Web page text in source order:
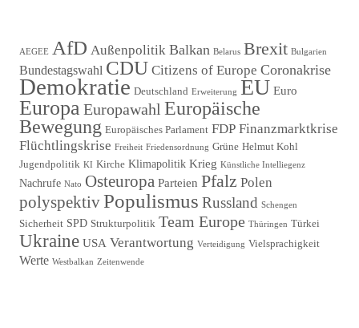
AEGEE AfD Außenpolitik Balkan Belarus Brexit Bulgarien
Bundestagswahl CDU Citizens of Europe Coronakrise
Demokratie Deutschland Erweiterung EU Euro
Europa Europawahl Europäische
Bewegung Europäisches Parlament FDP Finanzmarktkrise
Flüchtlingskrise Freiheit Friedensordnung Grüne Helmut Kohl
Jugendpolitik KI Kirche Klimapolitik Krieg Künstliche Intelliegenz
Nachrufe Nato Osteuropa Parteien Pfalz Polen
polyspektivPopulismus Russland Schengen
Sicherheit SPD Strukturpolitik Team Europe Thüringen Türkei
Ukraine USA Verantwortung Verteidigung Vielsprachigkeit
Werte Westbalkan Zeitenwende